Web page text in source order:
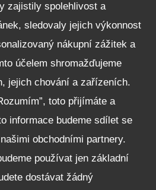
program Škoda
zaměstnání
Facebook
řád
osobních údajů pro zákazníky
a společníky na jejich práva
cookies
POPTAT VŮZ
zajistily spolehlivost a
sledovaly jejich výkonnost
nákupní zážitek a
účelem shromažďujeme
jejich chování a zařízeních.
toto přijímáte a
informace budeme sdílet se
obchodními partnery.
používat jen základní
dostávat žádný